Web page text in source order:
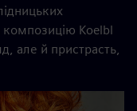
композицію Koelbl
але й пристрасть,